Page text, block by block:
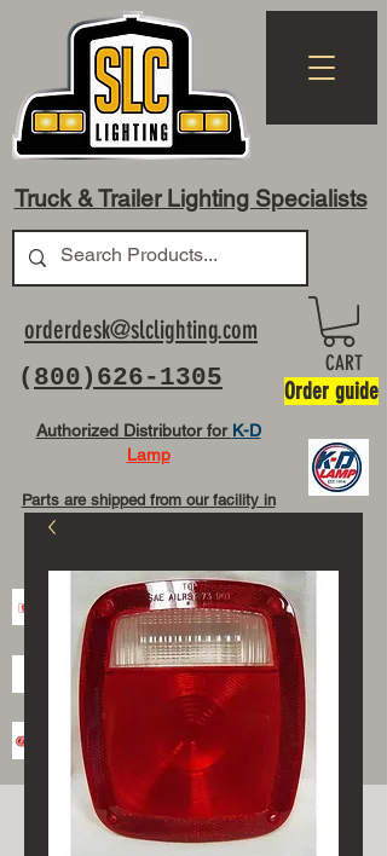
Truck & Trailer Lighting Specialists
( 800)626-1305
orderdesk@slclighting.com
Authorized Distributor for K-D
Lamp
Parts are shipped from our facility in
CART
Order guide